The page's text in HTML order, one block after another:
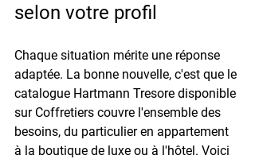
selon votre profil
Chaque situation mérite une réponse
adaptée. La bonne nouvelle, c'est que le
catalogue Hartmann Tresore disponible
sur Coffretiers couvre l'ensemble des
besoins, du particulier en appartement
à la boutique de luxe ou à l'hôtel. Voici